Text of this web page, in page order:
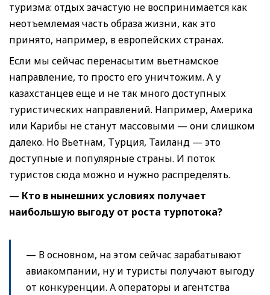
туризма: отдых зачастую не воспринимается как
неотъемлемая часть образа жизни, как это
принято, например, в европейских странах.
Если мы сейчас перенасытим вьетнамское
направление, то просто его уничтожим. А у
казахстанцев еще и не так много доступных
туристических направлений. Например, Америка
или Карибы не станут массовыми — они слишком
далеко. Но Вьетнам, Турция, Таиланд — это
доступные и популярные страны. И поток
туристов сюда можно и нужно распределять.
— Кто в нынешних условиях получает
наибольшую выгоду от роста турпотока?
— В основном, на этом сейчас зарабатывают
авиакомпании, ну и туристы получают выгоду
от конкуренции. А операторы и агентства